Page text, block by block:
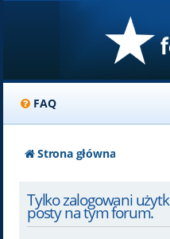
FAQ
Strona główna
Tylko zalogowani
posty na tym forum.